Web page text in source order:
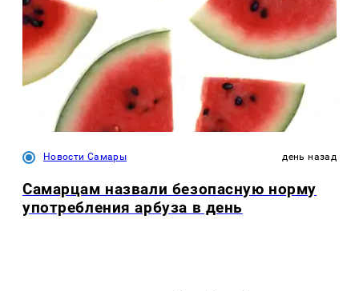
Новости Самары день назад
Самарцам назвали безопасную норму
употребления арбуза в день